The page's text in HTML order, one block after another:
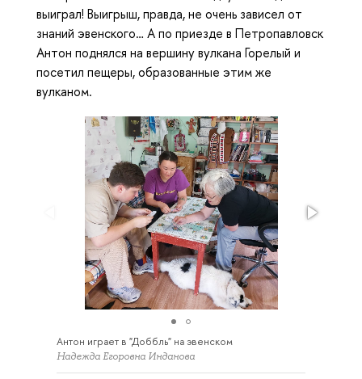
выиграл! Выигрыш, правда, не очень зависел от
знаний эвенского… А по приезде в Петропавловск
Антон поднялся на вершину вулкана Горелый и
посетил пещеры, образованные этим же
вулканом.
Антон играет в "Доббль" на эвенском
Надежда Егоровна Инданова